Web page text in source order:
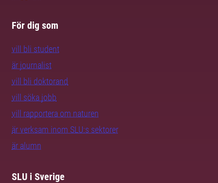
För dig som
vill bli student
är journalist
vill bli doktorand
vill söka jobb
vill rapportera om naturen
är verksam inom SLU:s sektorer
är alumn
SLU i Sverige